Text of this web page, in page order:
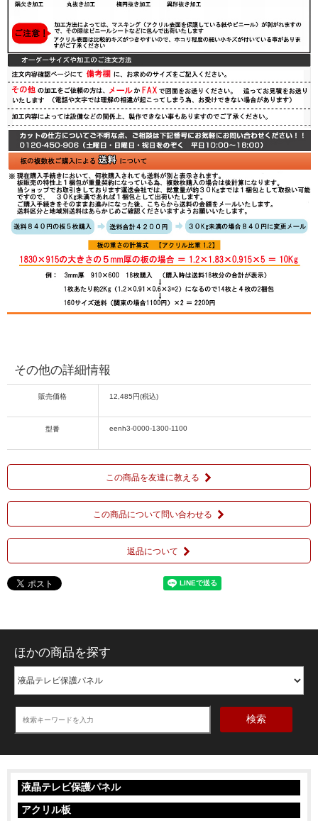
その他の詳細情報
販売価格 12,485円(税込)
型番 eenh3-0000-1300-1100
この商品を友達に教える
この商品について問い合わせる
返品について
ほかの商品を探す
検索
液晶テレビ保護パネル
アクリル板